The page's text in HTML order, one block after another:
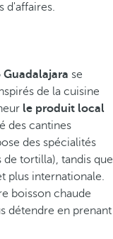
d'affaires.
Guadalajara se
de la cuisine
le produit local
des cantines
des spécialités
tortilla), tandis que
plus internationale.
boisson chaude
détendre en prenant